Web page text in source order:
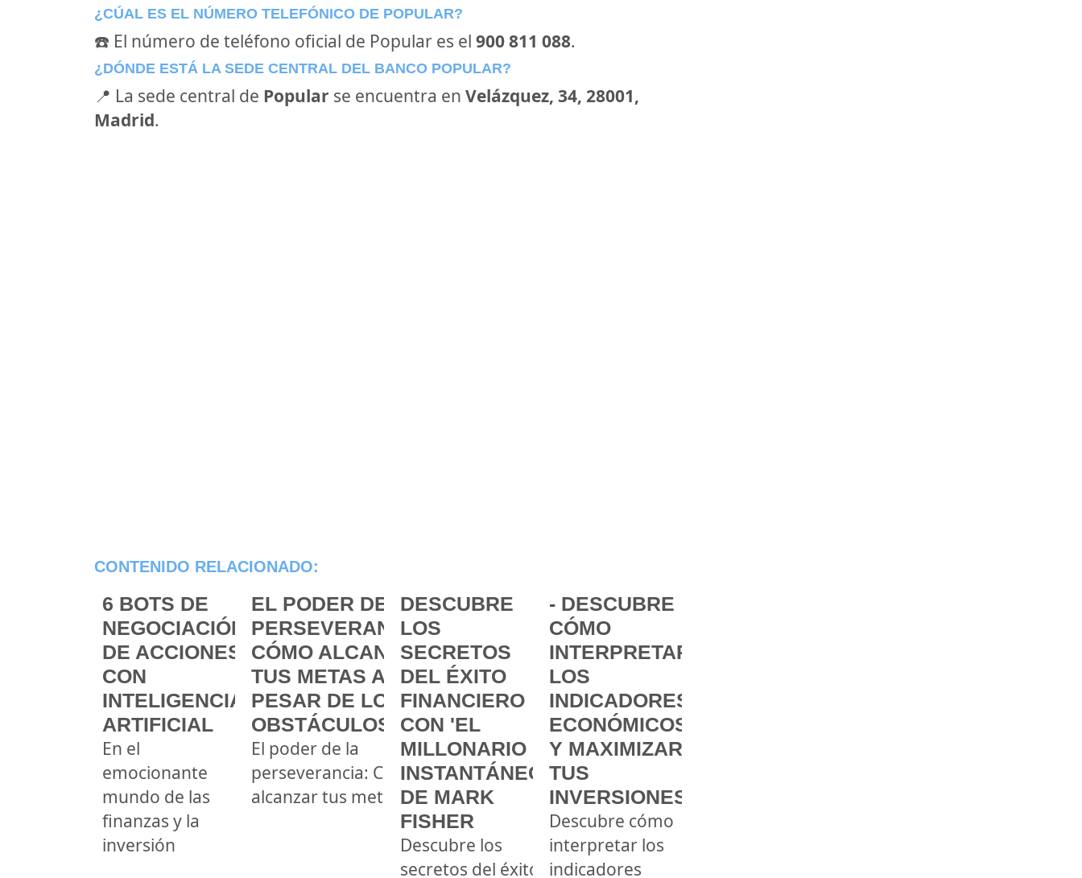
¿CÚAL ES EL NÚMERO TELEFÓNICO DE POPULAR?
☎️ El número de teléfono oficial de Popular es el 900 811 088.
¿DÓNDE ESTÁ LA SEDE CENTRAL DEL BANCO POPULAR?
📍 La sede central de Popular se encuentra en Velázquez, 34, 28001,
Madrid.
CONTENIDO RELACIONADO:
6 BOTS DE
NEGOCIACIÓN
DE ACCIONES
CON
INTELIGENCIA
ARTIFICIAL
En el
emocionante
mundo de las
finanzas y la
inversión
EL PODER DE LA
PERSEVERANCIA:
CÓMO ALCANZAR
TUS METAS A
PESAR DE LOS
OBSTÁCULOS
El poder de la
perseverancia: Cómo
alcanzar tus metas
DESCUBRE
LOS
SECRETOS
DEL ÉXITO
FINANCIERO
CON 'EL
MILLONARIO
INSTANTÁNEO'
DE MARK
FISHER
Descubre los
secretos del éxito
- DESCUBRE
CÓMO
INTERPRETAR
LOS
INDICADORES
ECONÓMICOS
Y MAXIMIZAR
TUS
INVERSIONES
Descubre cómo
interpretar los
indicadores